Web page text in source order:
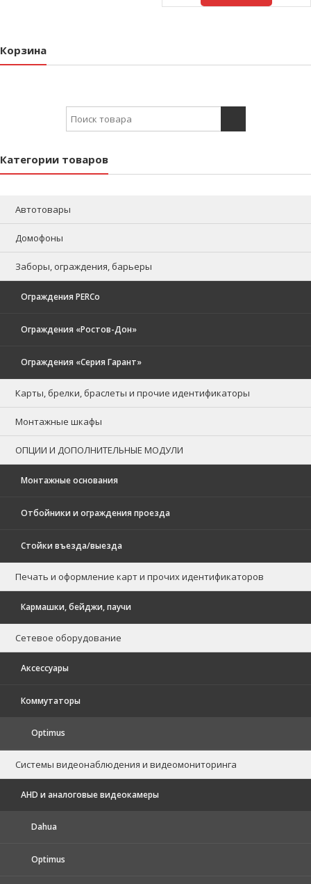
Корзина
Search for:
Категории товаров
Автотовары
Домофоны
Заборы, ограждения, барьеры
Ограждения PERCo
Ограждения «Ростов-Дон»
Ограждения «Серия Гарант»
Карты, брелки, браслеты и прочие идентификаторы
Монтажные шкафы
ОПЦИИ И ДОПОЛНИТЕЛЬНЫЕ МОДУЛИ
Монтажные основания
Отбойники и ограждения проезда
Стойки въезда/выезда
Печать и оформление карт и прочих идентификаторов
Кармашки, бейджи, паучи
Сетевое оборудование
Аксессуары
Коммутаторы
Optimus
Системы видеонаблюдения и видеомониторинга
AHD и аналоговые видеокамеры
Dahua
Optimus